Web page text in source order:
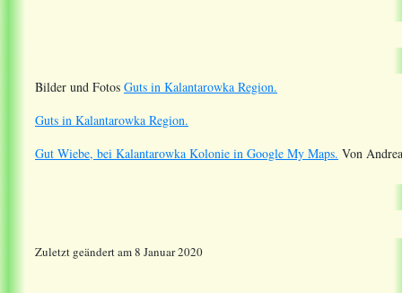
Bilder und Fotos Guts in Kalantarowka Region.
Guts in Kalantarowka Region.
Gut Wiebe, bei Kalantarowka Kolonie in Google My Maps. Von
Zuletzt geändert am 8 Januar 2020